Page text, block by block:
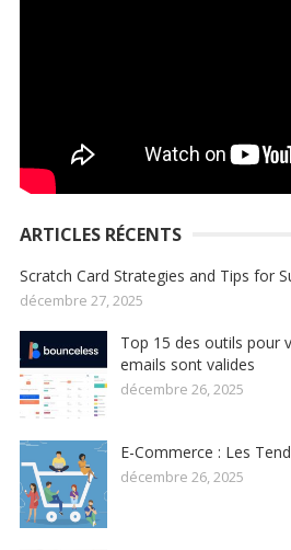
ARTICLES RÉCENTS
Scratch Card Strategies and Tips for
décembre 27, 2025
Top 15 des outils pour
emails sont valides
décembre 26, 2025
E-Commerce : Les
décembre 26, 2025